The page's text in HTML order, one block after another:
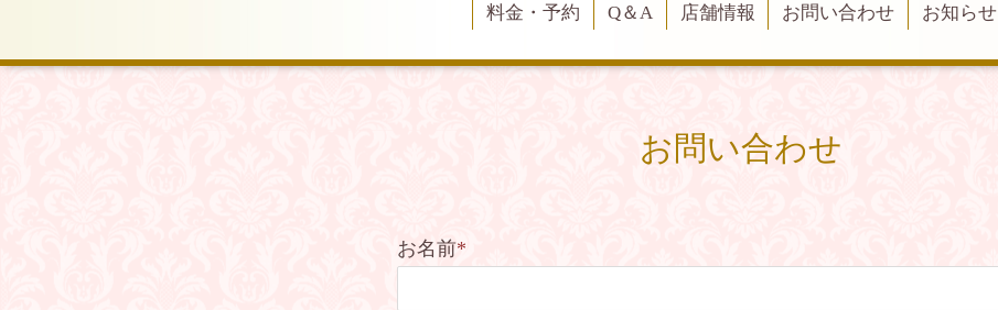
料金・予約
Q＆A 店舗情報 お問い合わせ お知らせ
お問い合わせ
お名前*